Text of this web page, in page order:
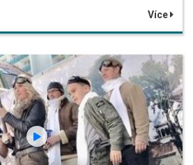
Více